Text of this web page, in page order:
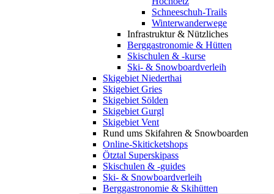
Schneeschuh-Trails
Winterwanderwege
Infrastruktur & Nützliches
Berggastronomie & Hütten
Skischulen & -kurse
Ski- & Snowboardverleih
Skigebiet Niederthai
Skigebiet Gries
Skigebiet Sölden
Skigebiet Gurgl
Skigebiet Vent
Rund ums Skifahren & Snowboarden
Online-Skiticketshops
Ötztal Superskipass
Skischulen & -guides
Ski- & Snowboardverleih
Berggastronomie & Skihütten